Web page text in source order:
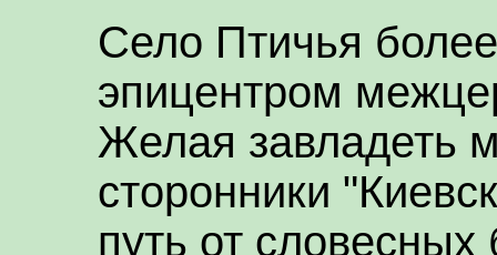
Село Птичья
эпицентром
Желая завладеть
сторонники
путь от